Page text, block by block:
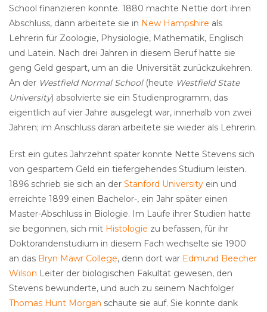
School finanzieren konnte. 1880 machte Nettie dort ihren
Abschluss, dann arbeitete sie in New Hampshire als
Lehrerin für Zoologie, Physiologie, Mathematik, Englisch
und Latein. Nach drei Jahren in diesem Beruf hatte sie
geng Geld gespart, um an die Universität zurückzukehren.
An der Westfield Normal School(heute Westfield State
University) absolvierte sie ein Studienprogramm, das
eigentlich auf vier Jahre ausgelegt war, innerhalb von zwei
Jahren; im Anschluss daran arbeitete sie wieder als Lehrerin.
Erst ein gutes Jahrzehnt später konnte Nette Stevens sich
von gespartem Geld ein tiefergehendes Studium leisten.
1896 schrieb sie sich an der Stanford University ein und
erreichte 1899 einen Bachelor-, ein Jahr später einen
Master-Abschluss in Biologie. Im Laufe ihrer Studien hatte
sie begonnen, sich mit Histologie zu befassen, für ihr
Doktorandenstudium in diesem Fach wechselte sie 1900
an das Bryn Mawr College, denn dort war Edmund Beecher
Wilson Leiter der biologischen Fakultät gewesen, den
Stevens bewunderte, und auch zu seinem Nachfolger
Thomas Hunt Morgan schaute sie auf. Sie konnte dank